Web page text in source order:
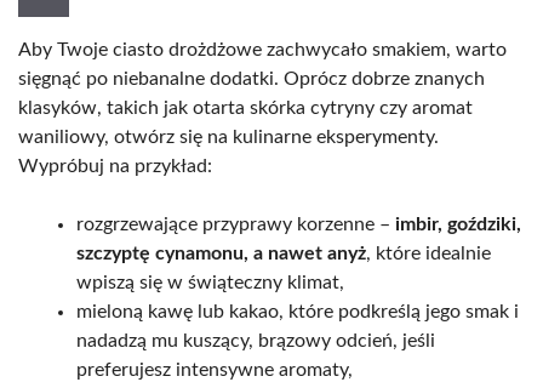
Aby Twoje ciasto drożdżowe zachwycało smakiem, warto
sięgnąć po niebanalne dodatki. Oprócz dobrze znanych
klasyków, takich jak otarta skórka cytryny czy aromat
waniliowy, otwórz się na kulinarne eksperymenty.
Wypróbuj na przykład:
rozgrzewające przyprawy korzenne – imbir, goździki,
szczyptę cynamonu, a nawet anyż, które idealnie
wpiszą się w świąteczny klimat,
mieloną kawę lub kakao, które podkreślą jego smak i
nadadzą mu kuszący, brązowy odcień, jeśli
preferujesz intensywne aromaty,